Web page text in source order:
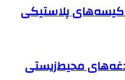
کیسه‌های پلاستیکی
محیط‌زیستی